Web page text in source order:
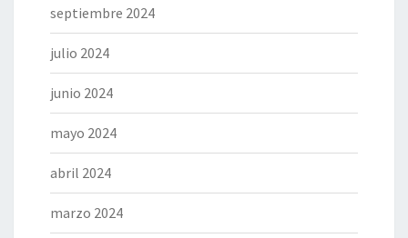
septiembre 2024
julio 2024
junio 2024
mayo 2024
abril 2024
marzo 2024